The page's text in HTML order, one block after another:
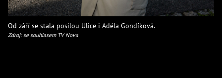
Od září se stala posilou Ulice i Adéla Gondíková.
Zdroj: se souhlasem TV Nova